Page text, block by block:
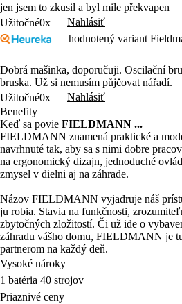
jen jsem to zkusil a byl mile překvapen
Užitočné0x
Nahlásiť
hodnotený variant
Dobrá mašinka, doporučuji. Oscilační
bruska. Už si nemusím půjčovat nářadí.
Užitočné0x
Nahlásiť
Benefity
Keď sa povie FIELDMANN ...
FIELDMANN znamená praktické a
navrhnuté tak, aby sa s nimi dobre
na ergonomický dizajn, jednoduché
zmysel v dielni aj na záhrade.
Názov FIELDMANN vyjadruje náš
ju robia. Stavia na funkčnosti,
zbytočných zložitostí. Či už ide o
záhradu vášho domu, FIELDMANN je
partnerom na každý deň.
Vysoké nároky
1 batéria 40 strojov
Priaznivé ceny